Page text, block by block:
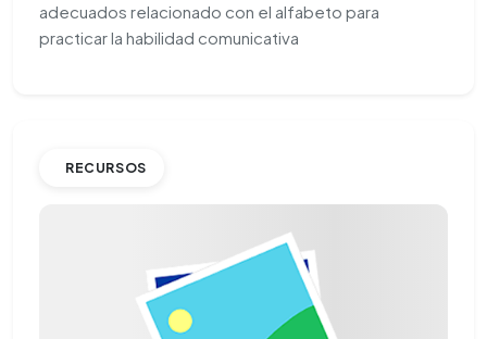
adecuados relacionado con el alfabeto para
practicar la habilidad comunicativa
RECURSOS